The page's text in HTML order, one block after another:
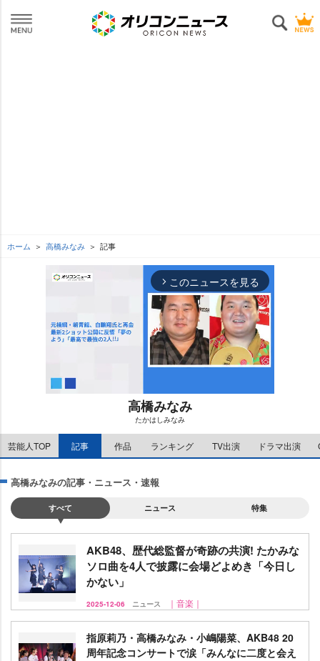
ホーム 高橋みなみ 記事
arrow_forward_ios このニュースを見る
M
u
t
高橋みなみ
たかはしみなみ
芸能人TOP 記事 作品 ランキング TV出演 ドラマ出演
高橋みなみの記事・ニュース・速報
すべて ニュース 特集
AKB48、歴代総監督が奇跡の共演! たかみな
ソロ曲を4人で披露に会場どよめき「今日し
かない」
2025-12-06 ニュース ｜音楽｜
指原莉乃・高橋みなみ・小嶋陽菜、AKB48 20
周年記念コンサートで涙「みんなに二度と会え